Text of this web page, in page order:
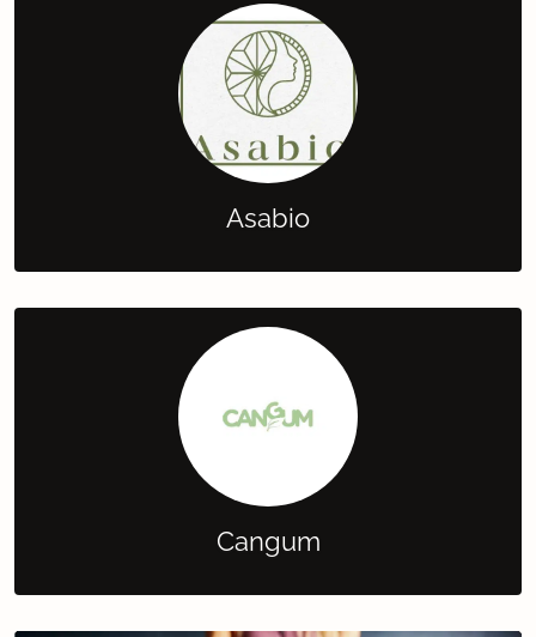
Asabio
Cangum